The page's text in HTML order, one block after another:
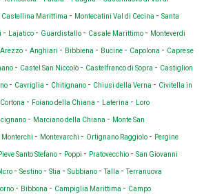
Castellina Marittima - Montecatini Val di Cecina - Santa
- Lajatico - Guardistallo - Casale Marittimo - Monteverdi
Arezzo - Anghiari - Bibbiena - Bucine - Capolona - Caprese
- Castel San Niccolò - Castelfranco di Sopra - Castiglion
- Cavriglia - Chitignano - Chiusi della Verna - Civitella in
Cortona - Foiano della Chiana - Laterina - Loro
- Marciano della Chiana - Monte San
Monterchi - Montevarchi - Ortignano Raggiolo - Pergine
Pieve Santo Stefano - Poppi - Pratovecchio - San Giovanni
- Sestino - Stia - Subbiano -Talla -Terranuova
- Bibbona - Campiglia Marittima - Campo